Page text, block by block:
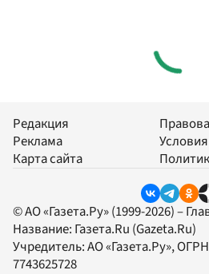
Редакция
Реклама
Карта сайта
© АО «Газета.Ру» (1999-2026) –
Название: Газета.Ru (Gazeta.Ru)
Учредитель:АО «Газета.Ру»,
7743625728